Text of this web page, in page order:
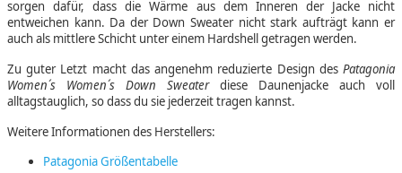
sorgen dafür, dass die Wärme aus dem Inneren der Jacke nicht
entweichen kann. Da der Down Sweater nicht stark aufträgt kann er
auch als mittlere Schicht unter einem Hardshell getragen werden.
Zu guter Letzt macht das angenehm reduzierte Design des Patagonia
Women´s Women´s Down Sweaterdiese Daunenjacke auch voll
alltagstauglich, so dass du sie jederzeit tragen kannst.
Weitere Informationen des Herstellers:
Patagonia Größentabelle